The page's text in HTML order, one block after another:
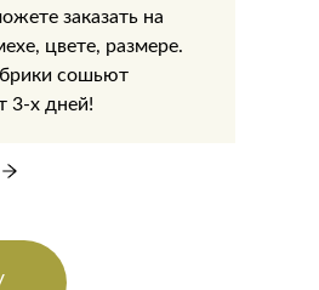
заказать на
цвете, размере.
сошьют
3-х дней!